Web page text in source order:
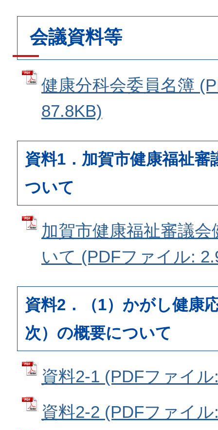
会議資料等
健康分科会委員名簿
87.8KB)
資料1．加賀市健康福祉審
ついて
加賀市健康福祉審議
いて (PDFファイル:
資料2．（1）かがし健康
次）の概要について
資料2-1 (PDFファイ
資料2-2 (PDFファイ